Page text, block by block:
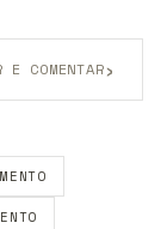
E COMENTAR›